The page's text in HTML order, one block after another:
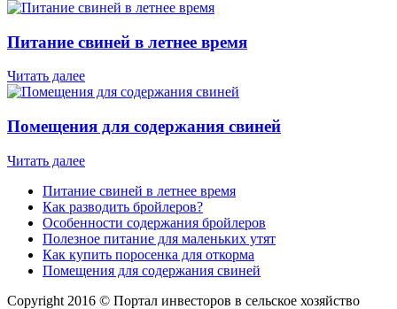
Питание свиней в летнее время
Читать далее
Помещения для содержания свиней
Читать далее
Питание свиней в летнее время
Как разводить бройлеров?
Особенности содержания бройлеров
Полезное питание для маленьких утят
Как купить поросенка для откорма
Помещения для содержания свиней
Copyright 2016 © Портал инвесторов в сельское хозяйство